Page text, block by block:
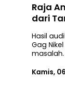
Raja
dari
Hasil
Gag
masalah.
Kamis,